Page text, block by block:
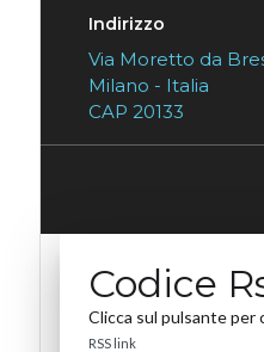
Indirizzo
Via Moretto da
Milano - Italia
CAP 20133
Codice
Clicca sul pulsante per
RSS link